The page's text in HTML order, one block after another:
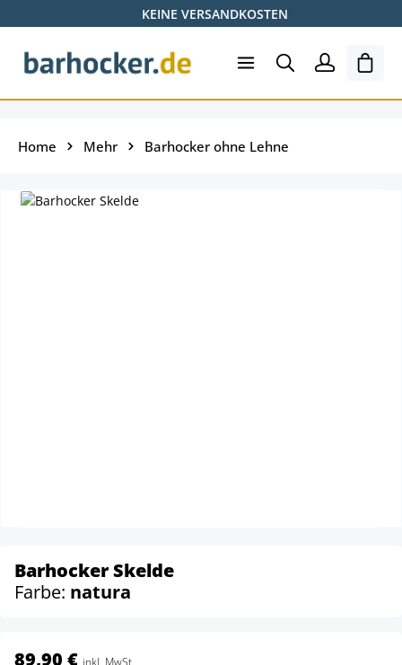
KEINE VERSANDKOSTEN
Home Mehr Barhocker ohne Lehne
Barhocker Skelde
Farbe: natura
89,90 € inkl. MwSt.